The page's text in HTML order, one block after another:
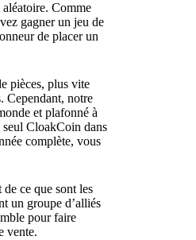
aléatoire. Comme
gagner un jeu de
de placer un
pièces, plus vite
Cependant, notre
et plafonné à
CloakCoin dans
complète, vous
ce que sont les
un groupe d’alliés
pour faire
vente.